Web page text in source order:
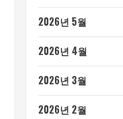
2026년 5월
2026년 4월
2026년 3월
2026년 2월